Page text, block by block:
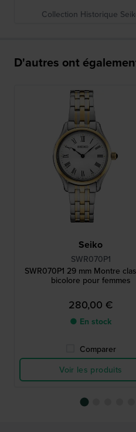
Collection Historique
D'autres ont
Seiko
SWR070P1
SWR070P1 29 mm Montre
bicolore pour femmes
280,00 €
● En stock
Comparer
Voir les produits